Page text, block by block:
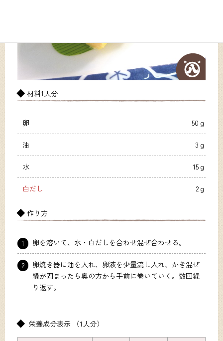
材料1人分
卵 50ｇ
油 3ｇ
水 15ｇ
白だし 2ｇ
作り方
1 卵を溶いて、水・白だしを合わせ混ぜ合わせる。
2
卵焼き器に油を入れ、卵液を少量流し入れ、かき混ぜ
縁が固まったら奥の方から手前に巻いていく。数回繰
り返す。
栄養成分表示 （1人分）